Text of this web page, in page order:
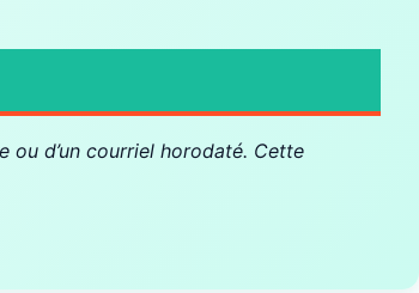
ou d’un courriel horodaté. Cette